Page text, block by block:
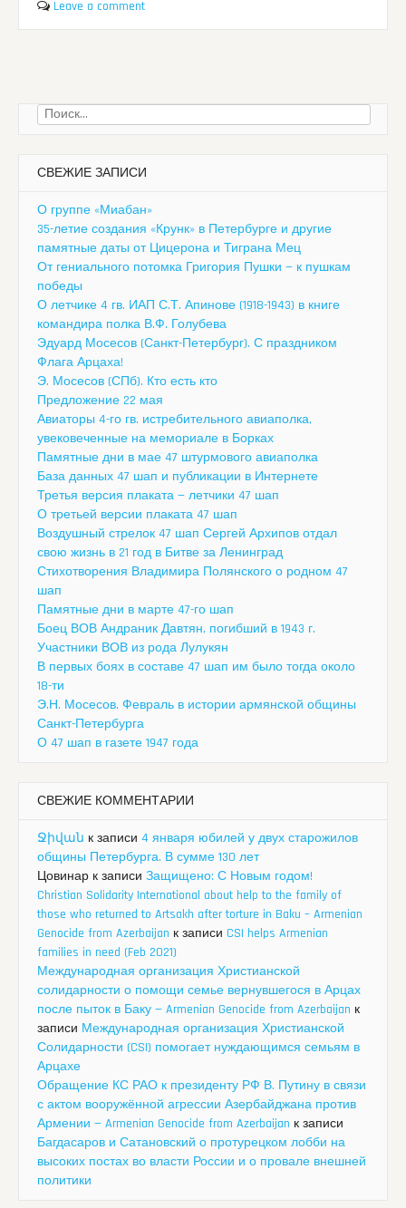
Leave a comment
Найти:
СВЕЖИЕ ЗАПИСИ
О группе «Миабан»
35-летие создания «Крунк» в Петербурге и другие
памятные даты от Цицерона и Тиграна Мец
От гениального потомка Григория Пушки — к пушкам
победы
О летчике 4 гв. ИАП С.Т. Апинове (1918-1943) в книге
командира полка В.Ф. Голубева
Эдуард Мосесов (Санкт-Петербург). С праздником
Флага Арцаха!
Э. Мосесов (СПб). Кто есть кто
Предложение 22 мая
Авиаторы 4-го гв. истребительного авиаполка,
увековеченные на мемориале в Борках
Памятные дни в мае 47 штурмового авиаполка
База данных 47 шап и публикации в Интернете
Третья версия плаката — летчики 47 шап
О третьей версии плаката 47 шап
Воздушный стрелок 47 шап Сергей Архипов отдал
свою жизнь в 21 год в Битве за Ленинград
Стихотворения Владимира Полянского о родном 47
шап
Памятные дни в марте 47-го шап
Боец ВОВ Андраник Давтян, погибший в 1943 г.
Участники ВОВ из рода Лулукян
В первых боях в составе 47 шап им было тогда около
18-ти
Э.Н. Мосесов. Февраль в истории армянской общины
Санкт-Петербурга
О 47 шап в газете 1947 года
СВЕЖИЕ КОММЕНТАРИИ
Ջիվան к записи 4 января юбилей у двух старожилов
общины Петербурга. В сумме 130 лет
Цовинар к записи Защищено: С Новым годом!
Christian Solidarity International about help to the family of
those who returned to Artsakh after torture in Baku – Armenian
Genocide from Azerbaijan к записи CSI helps Armenian
families in need (Feb 2021)
Международная организация Христианской
солидарности о помощи семье вернувшегося в Арцах
после пыток в Баку — Armenian Genocide from Azerbaijan к
записи Международная организация Христианской
Солидарности (CSI) помогает нуждающимся семьям в
Арцахе
Обращение КС РАО к президенту РФ В. Путину в связи
с актом вооружённой агрессии Азербайджана против
Армении — Armenian Genocide from Azerbaijan к записи
Багдасаров и Сатановский о протурецком лобби на
высоких постах во власти России и о провале внешней
политики